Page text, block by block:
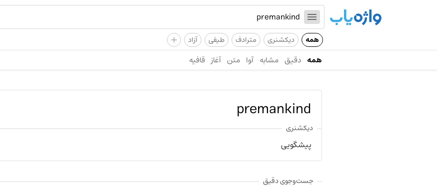
همه دیکشنری مترادف طیفی آزاد +
همه دقیق مشابه آوا متن آغاز قافیه
premankind
دیکشنری
پیشگویی
جست‌وجوی دقیق